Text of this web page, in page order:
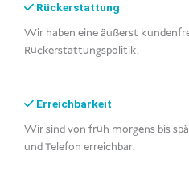
Rückerstattung
Wir haben eine äußerst
Rückerstattungspolitik.
Erreichbarkeit
Wir sind von früh morgens bis
und Telefon erreichbar.